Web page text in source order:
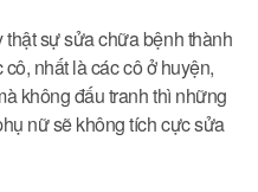
sự sửa chữa bệnh thành
nhất là các cô ở huyện,
không đấu tranh thì những
nữ sẽ không tích cực sửa